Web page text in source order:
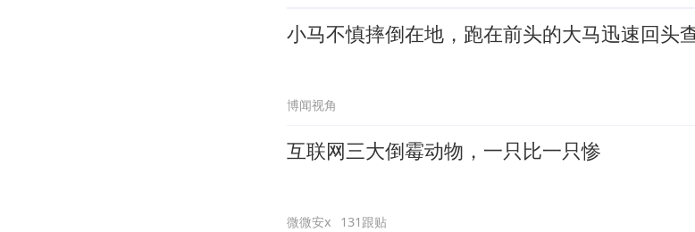
小马不慎摔倒在地，跑在前头的大马迅速回头
博闻视角
互联网三大倒霉动物，一只比一只惨
微微安x 131跟贴